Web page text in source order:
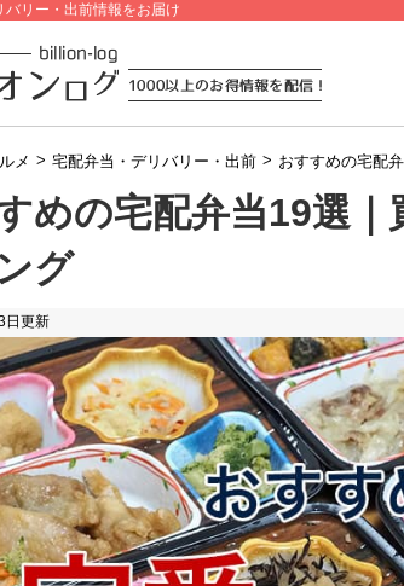
リー・出前情報をお届け
メ > 宅配弁当・デリバリー・出前 > おすすめの宅配
めの宅配弁当19選｜
グ
日 更新